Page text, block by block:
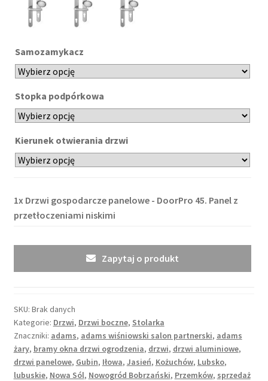
Samozamykacz
Stopka podpórkowa
Kierunek otwierania drzwi
1x Drzwi gospodarcze panelowe - DoorPro 45. Panel z
przetłoczeniami niskimi
Zapytaj o produkt
SKU: Brak danych
Kategorie: Drzwi, Drzwi boczne, Stolarka
Znaczniki: adams, adams wiśniowski salon partnerski, adams
żary, bramy okna drzwi ogrodzenia, drzwi, drzwi aluminiowe,
drzwi panelowe, Gubin, Iłowa, Jasień, Kożuchów, Lubsko,
lubuskie, Nowa Sól, Nowogród Bobrzański, Przemków, sprzedaż